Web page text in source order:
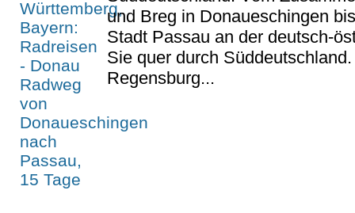
und Breg in Donaueschingen
Stadt Passau an der deutsch-
Sie quer durch
Regensburg...